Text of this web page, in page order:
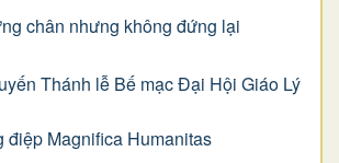
chân nhưng không đứng lại
Thánh lễ Bế mạc Đại Hội Giáo Lý
điệp Magnifica Humanitas